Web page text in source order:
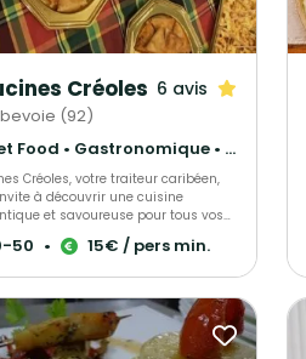
Créoles 6 avis
(92)
Street Food • Gastronomique • Pâtisseries et desserts
Créoles, votre traiteur caribéen,
à découvrir une cuisine
et savoureuse pour tous vos
Spécialisé dans les plats
nous élaborons des recettes
une expérience culinaire
avec nos mets délicieusement
50 • 15€ / pers min.